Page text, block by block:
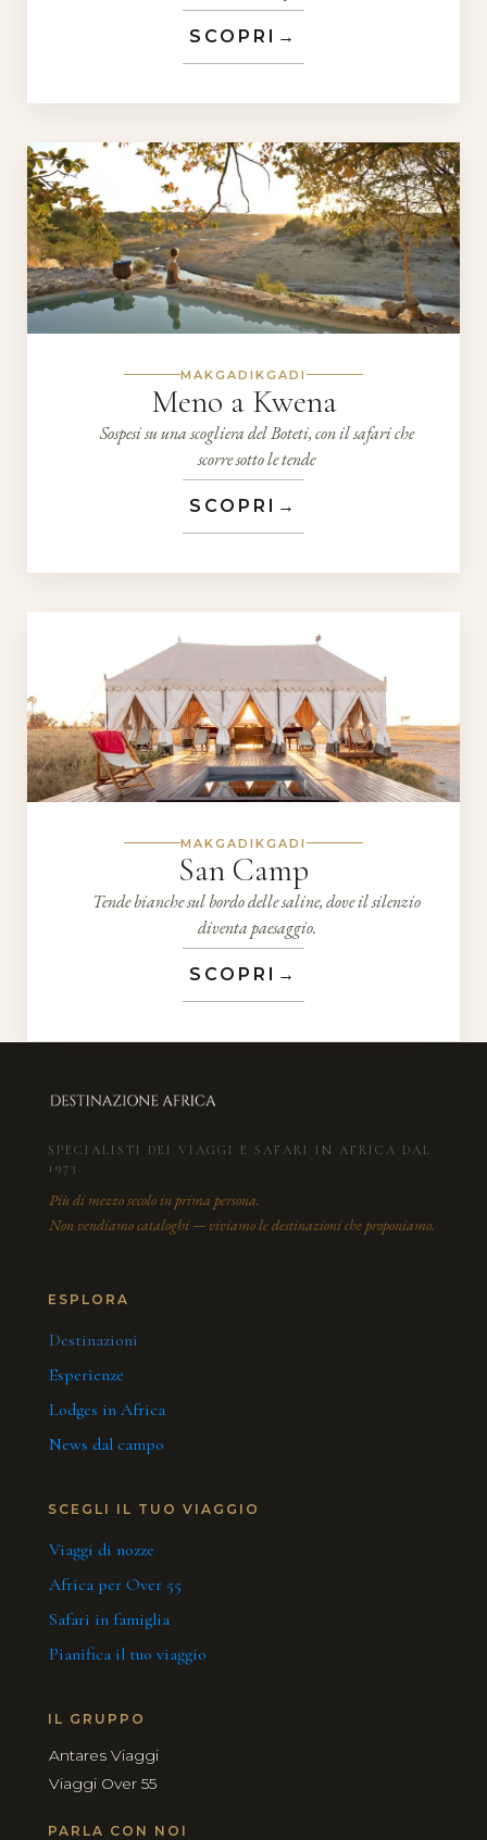
SCOPRI →
MAKGADIKGADI
Meno a Kwena
Sospesi su una scogliera del Boteti, con il safari che
scorre sotto le tende
SCOPRI →
MAKGADIKGADI
San Camp
Tende bianche sul bordo delle saline, dove il silenzio
diventa paesaggio.
SCOPRI →
SPECIALISTI DEI VIAGGI E SAFARI IN AFRICA DAL
1973.
Più di mezzo secolo in prima persona.
Non vendiamo cataloghi — viviamo le destinazioni che proponiamo.
ESPLORA
Destinazioni
Esperienze
Lodges in Africa
News dal campo
SCEGLI IL TUO VIAGGIO
Viaggi di nozze
Africa per Over 55
Safari in famiglia
Pianifica il tuo viaggio
IL GRUPPO
Antares Viaggi
Viaggi Over 55
PARLA CON NOI